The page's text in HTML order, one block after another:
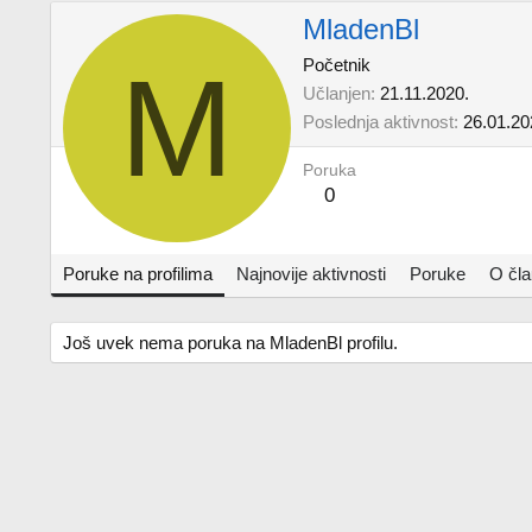
M
MladenBl
Početnik
Učlanjen 21.11.2020.
Poslednja aktivnost
Poruka
0
Poruke na profilima Najnovije aktivnosti Poruke O
Još uvek nema poruka na MladenBl profilu.